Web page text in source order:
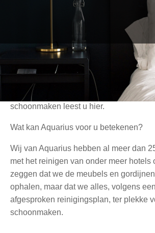
tevreden zijn na hun bezoek. Dat ze in
schone kamer hebben geslapen en
kunnen hebben over slechte hygiëne of
tapijt of in de meubels. In onze blog
schreven we er al over; over hoe
hotel schoon en fris is en dat u hier het
professioneel reinigingsbedrijf, zoals
International, voor inschakelt. Hoe we
schoonmaken leest u hier.
Wat kan Aquarius voor u betekenen?
Wij van Aquarius hebben al meer dan
met het reinigen van onder meer hotels
zeggen dat we de meubels en
ophalen, maar dat we alles, volgens
afgesproken reinigingsplan, ter plekke
schoonmaken.